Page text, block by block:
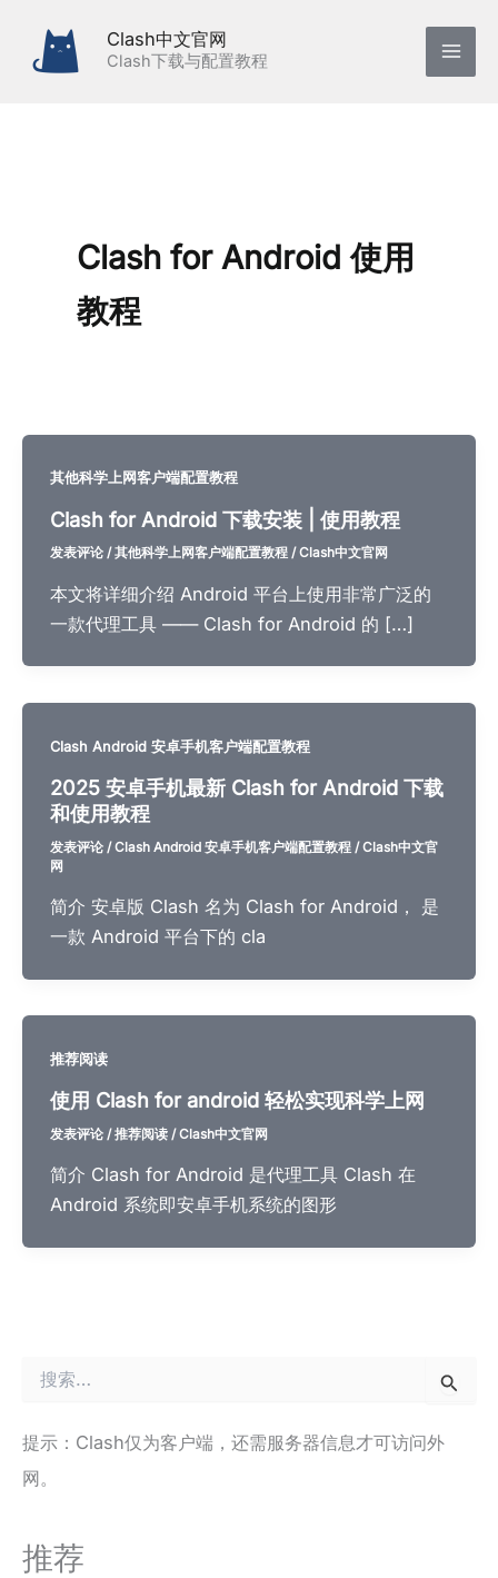
Clash中文官网
Clash下载与配置教程
Clash for Android 使用
教程
其他科学上网客户端配置教程
Clash for Android 下载安装 | 使用教程
发表评论 /其他科学上网客户端配置教程/Clash中文官网
本文将详细介绍 Android 平台上使用非常广泛的
一款代理工具 —— Clash for Android 的 […]
Clash Android 安卓手机客户端配置教程
2025 安卓手机最新 Clash for Android 下载
和使用教程
发表评论 /Clash Android 安卓手机客户端配置教程/Clash中文官
网
简介 安卓版 Clash 名为 Clash for Android， 是
一款 Android 平台下的 cla
推荐阅读
使用 Clash for android 轻松实现科学上网
发表评论 /推荐阅读/Clash中文官网
简介 Clash for Android 是代理工具 Clash 在
Android 系统即安卓手机系统的图形
提示：Clash仅为客户端，还需服务器信息才可访问外
网。
推荐